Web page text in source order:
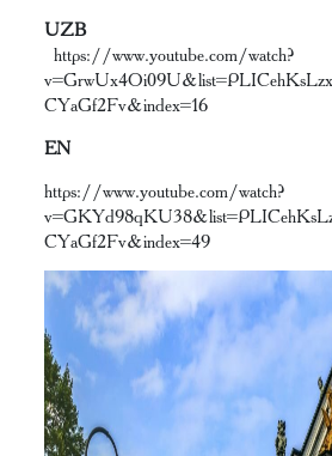
UZB
https://www.youtube.com/watch?
CYaGf2Fv&index=16
EN
https://www.youtube.com/watch?
CYaGf2Fv&index=49